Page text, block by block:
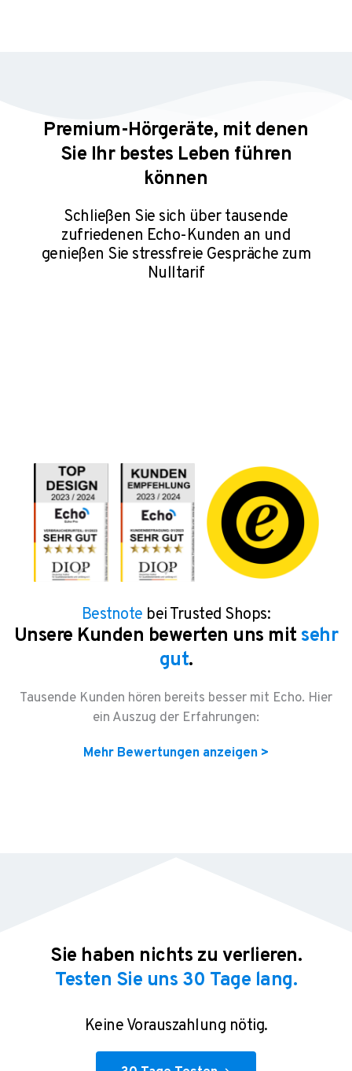
Premium-Hörgeräte, mit denen
Sie Ihr bestes Leben führen
können
Schließen Sie sich über tausende
zufriedenen Echo-Kunden an und
genießen Sie stressfreie Gespräche⁠ zum
Nulltarif
Bestnote bei Trusted Shops:
Unsere Kunden bewerten uns mitsehr
gut.
Tausende Kunden hören bereits besser mit Echo. Hier
ein Auszug der Erfahrungen:
Mehr Bewertungen anzeigen >
Sie haben nichts zu verlieren.
Testen Sie uns 30 Tage lang.
Keine Vorauszahlung nötig.